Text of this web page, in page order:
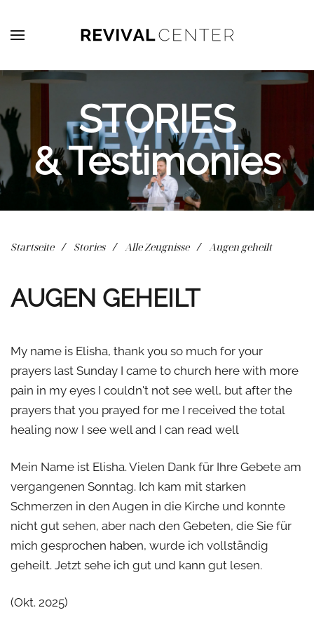
Zum Hauptinhalt springen
STORIES
& Testimonies
Startseite Stories Alle Zeugnisse Augen geheilt
AUGEN GEHEILT
My name is Elisha, thank you so much for your
prayers last Sunday I came to church here with more
pain in my eyes I couldn't not see well, but after the
prayers that you prayed for me I received the total
healing now I see well and I can read well
Mein Name ist Elisha. Vielen Dank für Ihre Gebete am
vergangenen Sonntag. Ich kam mit starken
Schmerzen in den Augen in die Kirche und konnte
nicht gut sehen, aber nach den Gebeten, die Sie für
mich gesprochen haben, wurde ich vollständig
geheilt. Jetzt sehe ich gut und kann gut lesen.
(Okt. 2025)